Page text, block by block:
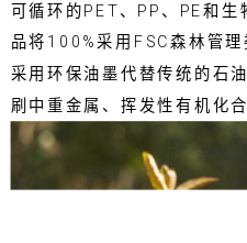
可循环的PET、PP、PE和
品将100%采用FSC森林管
采用环保油墨代替传统的石
刷中重金属、挥发性有机化